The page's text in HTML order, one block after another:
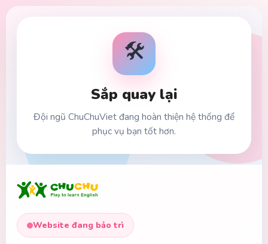
Website đang bảo trì
🛠️
Sắp quay lại
Đội ngũ ChuChuViet đang hoàn thiện hệ thống để
phục vụ bạn tốt hơn.